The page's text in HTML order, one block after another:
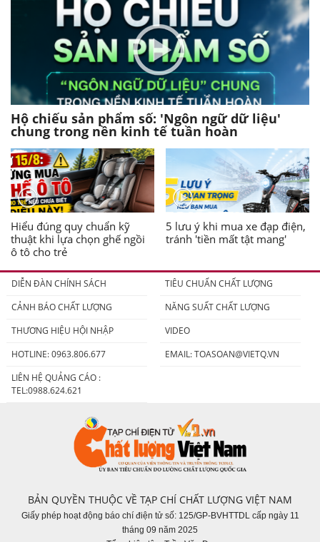
Hộ chiếu sản phẩm số: 'Ngôn ngữ dữ liệu'
chung trong nền kinh tế tuần hoàn
Hiểu đúng quy chuẩn kỹ
thuật khi lựa chọn ghế ngồi
ô tô cho trẻ
5 lưu ý khi mua xe đạp điện,
tránh 'tiền mất tật mang'
DIỄN ĐÀN CHÍNH SÁCH
TIÊU CHUẨN CHẤT LƯỢNG
CẢNH BÁO CHẤT LƯỢNG
NĂNG SUẤT CHẤT LƯỢNG
THƯƠNG HIỆU HỘI NHẬP
VIDEO
HOTLINE: 0963.806.677
EMAIL:TOASOAN@VIETQ.VN
LIÊN HỆ QUẢNG CÁO :
TEL:0988.624.621
BẢN QUYỀN THUỘC VỀ TẠP CHÍ CHẤT LƯỢNG VIỆT NAM
Giấy phép hoạt động báo chí điện tử số: 125/GP-BVHTTDL cấp ngày 11
tháng 09 năm 2025